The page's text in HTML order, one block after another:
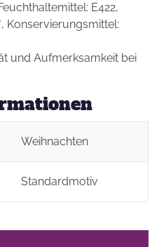
E422,
Konservierungsmittel:
und Aufmerksamkeit bei
Weihnachten
Standardmotiv